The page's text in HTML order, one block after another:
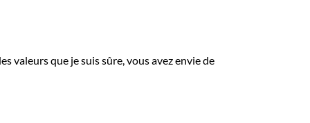
valeurs que je suis sûre, vous avez envie de